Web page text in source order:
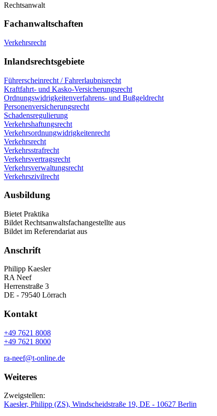
Rechtsanwalt
Fachanwaltschaften
Verkehrsrecht
Inlandsrechtsgebiete
Führerscheinrecht / Fahrerlaubnisrecht
Kraftfahrt- und Kasko-Versicherungsrecht
Ordnungswidrigkeitenverfahrens- und Bußgeldrecht
Personenversicherungsrecht
Schadensregulierung
Verkehrshaftungsrecht
Verkehrsordnungwidrigkeitenrecht
Verkehrsrecht
Verkehrsstrafrecht
Verkehrsvertragsrecht
Verkehrsverwaltungsrecht
Verkehrszivilrecht
Ausbildung
Bietet Praktika
Bildet Rechtsanwaltsfachangestellte aus
Bildet im Referendariat aus
Anschrift
Philipp Kaesler
RA Neef
Herrenstraße 3
DE - 79540 Lörrach
Kontakt
+49 7621 8008
+49 7621 8000
ra-neef@t-online.de
Weiteres
Zweigstellen:
Kaesler, Philipp (ZS), Windscheidstraße 19, DE - 10627 Berlin